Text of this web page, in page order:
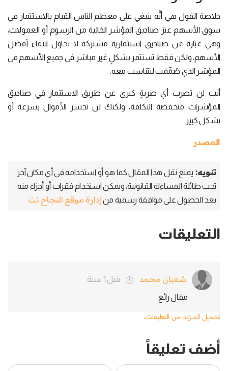
خلاصة القول هي أنَّه ينبغي على معظم الناس القيام بالاستثمار في
سوق الأسهم عبرَ صناديق المؤشر الخالية من الرسوم أو العمولات،
وهي عبارة عن صناديق استثمارية مشتركة لا تحاول انتقاء أفضل
الأسهم، ولكن فقط تستثمر بشكلٍ غير مباشر في جميع الأسهم في
المؤشر الذي صُمِّمَت لتتناسب معه.
أنت لن تضرب أي ضربةٍ كبرى عن طريق الاستثمار في صناديق
المؤشرات منخفضة التكلفة، ولكنك لن تخسر الأموال بسرعة أو
بشكل كبير.
المصدر
تنويه: يمنع نقل هذا المقال كما هو أو استخدامه في أي مكان آخر
تحت طائلة المساءلة القانونية، ويمكن استخدام فقرات أو أجزاء منه
بعد الحصول على موافقة رسمية من إدارة موقع النجاح نت
التعليقات
شعبان محمد قبل 1 سنة
مقال رائع
تحميل المزيد من التعليقات..
أضف تعليقاً